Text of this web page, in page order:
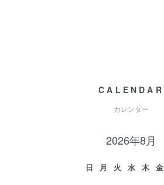
CALENDAR
カレンダー
2026年8月
日 月 火 水 木 金